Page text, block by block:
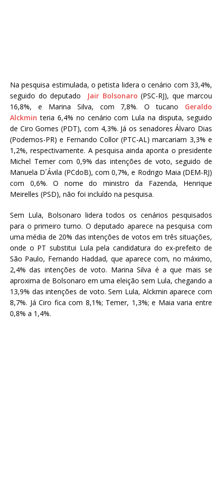
Na pesquisa estimulada, o petista lidera o cenário com 33,4%,
seguido do deputado
Jair Bolsonaro (PSC-RJ), que marcou
16,8%, e Marina Silva, com 7,8%. O tucano Geraldo
Alckmin teria 6,4% no cenário com Lula na disputa, seguido
de Ciro Gomes (PDT), com 4,3%. Já os senadores Álvaro Dias
(Podemos-PR) e Fernando Collor (PTC-AL) marcariam 3,3% e
1,2%, respectivamente. A pesquisa ainda aponta o presidente
Michel Temer com 0,9% das intenções de voto, seguido de
Manuela D´Ávila (PCdoB), com 0,7%, e Rodrigo Maia (DEM-RJ)
com 0,6%. O nome do ministro da Fazenda, Henrique
Meirelles (PSD), não foi incluído na pesquisa.
Sem Lula, Bolsonaro lidera todos os cenários pesquisados
para o primeiro turno. O deputado aparece na pesquisa com
uma média de 20% das intenções de votos em três situações,
onde o PT substitui Lula pela candidatura do ex-prefeito de
São Paulo, Fernando Haddad, que aparece com, no máximo,
2,4% das intenções de voto. Marina Silva é a que mais se
aproxima de Bolsonaro em uma eleição sem Lula, chegando a
13,9% das intenções de voto. Sem Lula, Alckmin aparece com
8,7%. Já Ciro fica com 8,1%; Temer, 1,3%; e Maia varia entre
0,8% a 1,4%.